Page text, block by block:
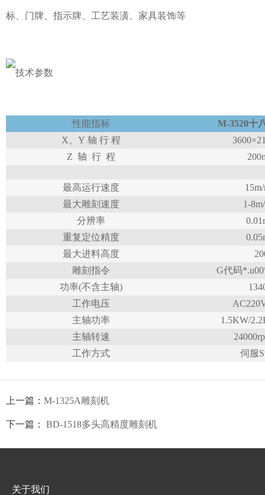
标、门牌、指示牌、工艺装潢、家具装饰等
性能指标 M-3520十
X
Y 轴 行 程
Z 轴 行 程
最高运行速度
最大雕刻速度
1-
分辨率
重复定位精度
最大进料高度
雕刻指令
G代码
功率(不含主轴)
工作电压
主轴功率
1.5KW/
主轴转速
工作方式
伺服
上一篇： M-1325A雕刻机
下一篇： BD-1518多头高精度雕刻机
关于我们